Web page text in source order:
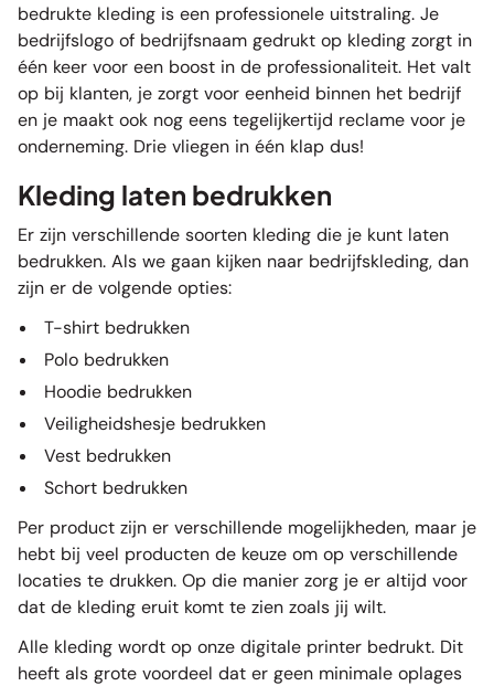
bedrukte kleding is een professionele uitstraling. Je
bedrijfslogo of bedrijfsnaam gedrukt op kleding zorgt in
één keer voor een boost in de professionaliteit. Het valt
op bij klanten, je zorgt voor eenheid binnen het bedrijf
en je maakt ook nog eens tegelijkertijd reclame voor je
onderneming. Drie vliegen in één klap dus!
Kleding laten bedrukken
Er zijn verschillende soorten kleding die je kunt laten
bedrukken. Als we gaan kijken naar bedrijfskleding, dan
zijn er de volgende opties:
T-shirt bedrukken
Polo bedrukken
Hoodie bedrukken
Veiligheidshesje bedrukken
Vest bedrukken
Schort bedrukken
Per product zijn er verschillende mogelijkheden, maar je
hebt bij veel producten de keuze om op verschillende
locaties te drukken. Op die manier zorg je er altijd voor
dat de kleding eruit komt te zien zoals jij wilt.
Alle kleding wordt op onze digitale printer bedrukt. Dit
heeft als grote voordeel dat er geen minimale oplages